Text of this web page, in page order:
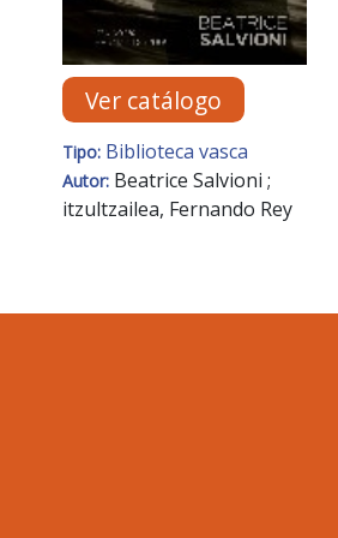
Ver catálogo
Tipo: Biblioteca vasca
Autor: Beatrice Salvioni ;
itzultzailea, Fernando Rey